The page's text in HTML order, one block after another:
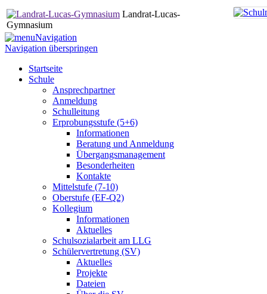
Landrat-Lucas-
Gymnasium
Navigation
Navigation überspringen
Startseite
Schule
Ansprechpartner
Anmeldung
Schulleitung
Erprobungsstufe (5+6)
Informationen
Beratung und Anmeldung
Übergangsmanagement
Besonderheiten
Kontakte
Mittelstufe (7-10)
Oberstufe (EF-Q2)
Kollegium
Informationen
Aktuelles
Schulsozialarbeit am LLG
Schülervertretung (SV)
Aktuelles
Projekte
Dateien